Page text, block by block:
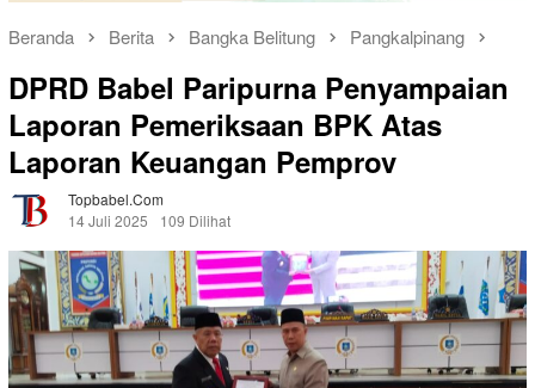
Beranda Berita Bangka Belitung Pangkalpinang
DPRD Babel Paripurna Penyampaian
Laporan Pemeriksaan BPK Atas
Laporan Keuangan Pemprov
Topbabel.com
14 Juli 2025
109 Dilihat